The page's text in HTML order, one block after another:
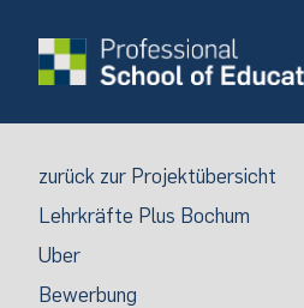
zurück zur Projektübersicht
Lehrkräfte Plus Bochum
Über
Bewerbung